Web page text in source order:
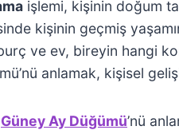
işlemi, kişinin doğum
kişinin geçmiş
ve ev, bireyin hangi
anlamak, kişisel
Güney Ay Düğümü’nü